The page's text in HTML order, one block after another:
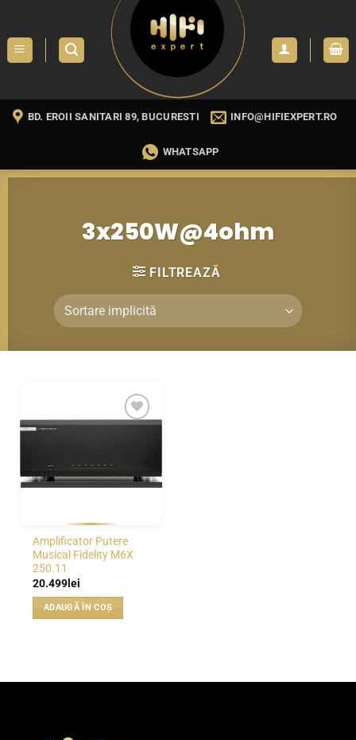
content
BD. EROII SANITARI 89, BUCURESTI INFO@HIFIEXPERT.RO
WHATSAPP
3x250W@4ohm
FILTREAZĂ
Amplificator Putere
Musical Fidelity M6X
250.11
20.499lei
ADAUGĂ ÎN COȘ